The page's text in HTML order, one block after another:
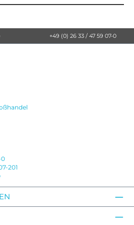
+49 (0) 26 33 / 47 59 07-0
0
201